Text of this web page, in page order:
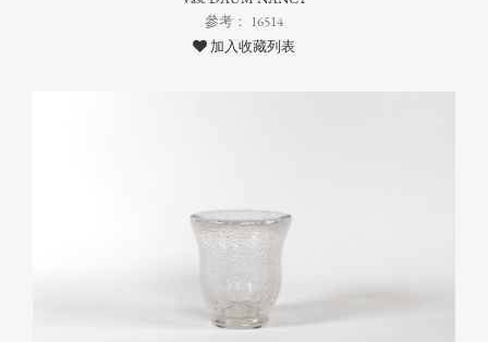
參考： 16514
加入收藏列表